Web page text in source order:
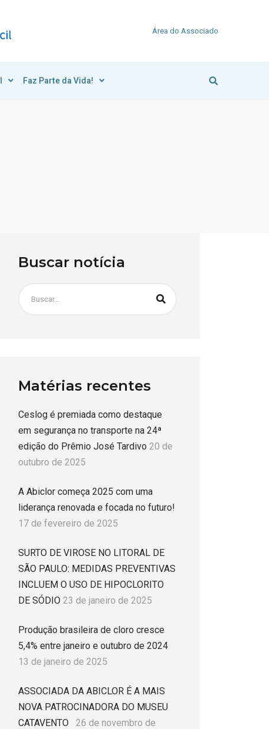
Área do Associado
Faz Parte da Vida!
Buscar notícia
Matérias recentes
Ceslog é premiada como destaque
em segurança no transporte na 24ª
edição do Prêmio José Tardivo 20 de
outubro de 2025
A Abiclor começa 2025 com uma
liderança renovada e focada no futuro!
17 de fevereiro de 2025
SURTO DE VIROSE NO LITORAL DE
SÃO PAULO: MEDIDAS PREVENTIVAS
INCLUEM O USO DE HIPOCLORITO
DE SÓDIO 23 de janeiro de 2025
Produção brasileira de cloro cresce
5,4% entre janeiro e outubro de 2024
13 de janeiro de 2025
ASSOCIADA DA ABICLOR É A MAIS
NOVA PATROCINADORA DO MUSEU
CATAVENTO
26 de novembro de